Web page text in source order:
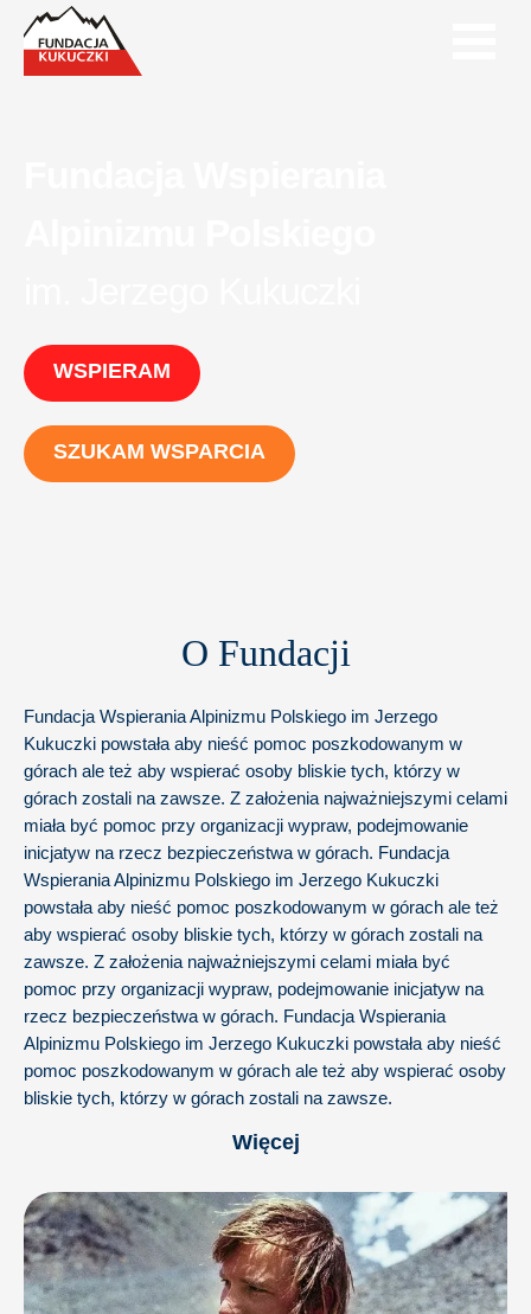
WSPIERAM
SZUKAM WSPARCIA
O Fundacji
Fundacja Wspierania Alpinizmu Polskiego im Jerzego
Kukuczki powstała aby nieść pomoc poszkodowanym w
górach ale też aby wspierać osoby bliskie tych, którzy w
górach zostali na zawsze. Z założenia najważniejszymi celami
miała być pomoc przy organizacji wypraw, podejmowanie
inicjatyw na rzecz bezpieczeństwa w górach. Fundacja
Wspierania Alpinizmu Polskiego im Jerzego Kukuczki
powstała aby nieść pomoc poszkodowanym w górach ale też
aby wspierać osoby bliskie tych, którzy w górach zostali na
zawsze. Z założenia najważniejszymi celami miała być
pomoc przy organizacji wypraw, podejmowanie inicjatyw na
rzecz bezpieczeństwa w górach. Fundacja Wspierania
Alpinizmu Polskiego im Jerzego Kukuczki powstała aby nieść
pomoc poszkodowanym w górach ale też aby wspierać osoby
bliskie tych, którzy w górach zostali na zawsze.
Więcej